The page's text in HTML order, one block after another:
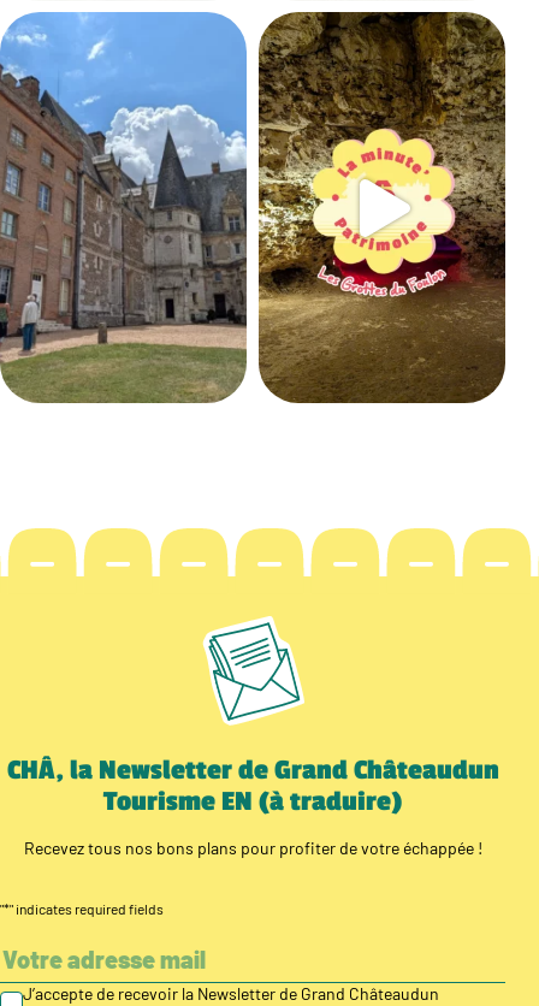
CHÂ, la Newsletter de Grand Châteaudun
Tourisme EN (à traduire)
Recevez tous nos bons plans pour profiter de votre échappée !
"*" indicates required fields
J’accepte de recevoir la Newsletter de Grand Châteaudun